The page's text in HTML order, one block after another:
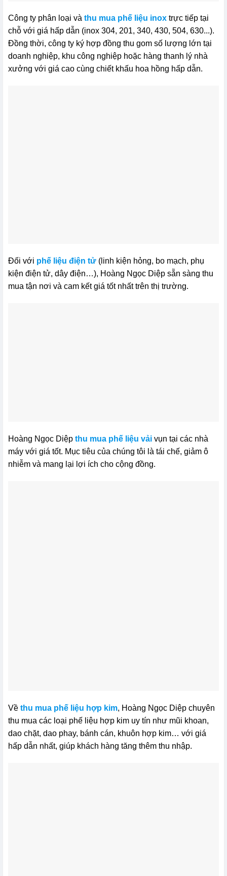
Công ty phân loại và thu mua phế liệu inoxtrực tiếp tại
chỗ với giá hấp dẫn (inox 304, 201, 340, 430, 504, 630...).
Đồng thời, công ty ký hợp đồng thu gom số lượng lớn tại
doanh nghiệp, khu công nghiệp hoặc hàng thanh lý nhà
xưởng với giá cao cùng chiết khấu hoa hồng hấp dẫn.
Đối với phế liệu điện tử(linh kiện hỏng, bo mạch, phụ
kiện điện tử, dây điện…), Hoàng Ngọc Diệp sẵn sàng thu
mua tận nơi và cam kết giá tốt nhất trên thị trường.
Hoàng Ngọc Diệp thu mua phế liệu vảivụn tại các nhà
máy với giá tốt. Mục tiêu của chúng tôi là tái chế, giảm ô
nhiễm và mang lại lợi ích cho cộng đồng.
Về thu mua phế liệu hợp kim, Hoàng Ngọc Diệp chuyên
thu mua các loại phế liệu hợp kim uy tín như mũi khoan,
dao chặt, dao phay, bánh cán, khuôn hợp kim… với giá
hấp dẫn nhất, giúp khách hàng tăng thêm thu nhập.